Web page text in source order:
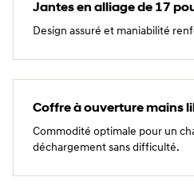
Jantes en alliage de 17
Design assuré et maniabilité
Coffre à ouverture mains
Commodité optimale pour un
déchargement sans difficulté.